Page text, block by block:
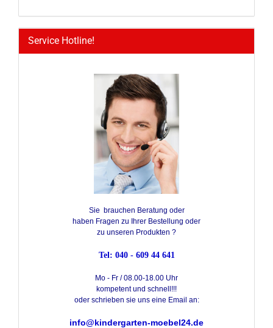
Service Hotline!
Sie brauchen Beratung oder
haben Fragen zu Ihrer Bestellung oder
zu unseren Produkten ?
Tel: 040 - 609 44 641
Mo - Fr / 08.00-18.00 Uhr
kompetent und schnell!!!
oder schrieben sie uns eine Email an:
info@kindergarten-moebel24.de